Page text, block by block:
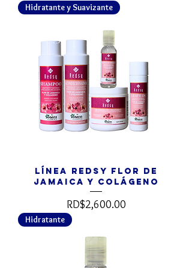
Hidratante y Suavizante
Línea REDSY Flor de
Jamaica y Colágeno
Precio
RD$2,600.00
Hidratante